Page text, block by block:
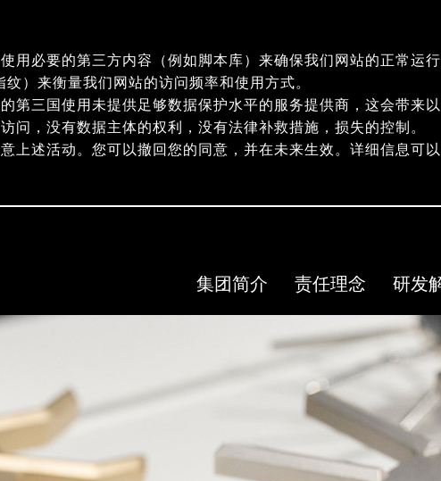
集团简介 责任理念 研发
用必要的第三方内容（例如脚本库）来确保我们网站的正常运
）来衡量我们网站的访问频率和使用方式。
第三国使用未提供足够数据保护水平的服务提供商，这会带来
问，没有数据主体的权利，没有法律补救措施，损失的控制。
上述活动。您可以撤回您的同意，并在未来生效。详细信息可